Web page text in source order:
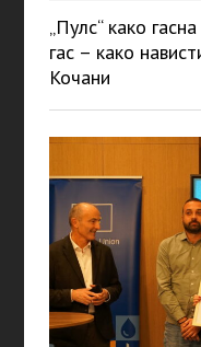
„Пулс“ како
гас – како
Кочани